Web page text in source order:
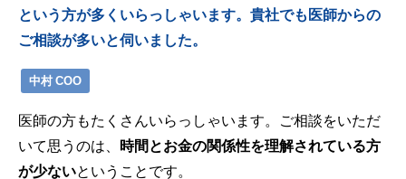
という方が多くいらっしゃいます。貴社でも医師からの
ご相談が多いと伺いました。
中村 COO
医師の方もたくさんいらっしゃいます。ご相談をいただ
いて思うのは、
時間とお金の関係性を理解されている方
が少ないということです。